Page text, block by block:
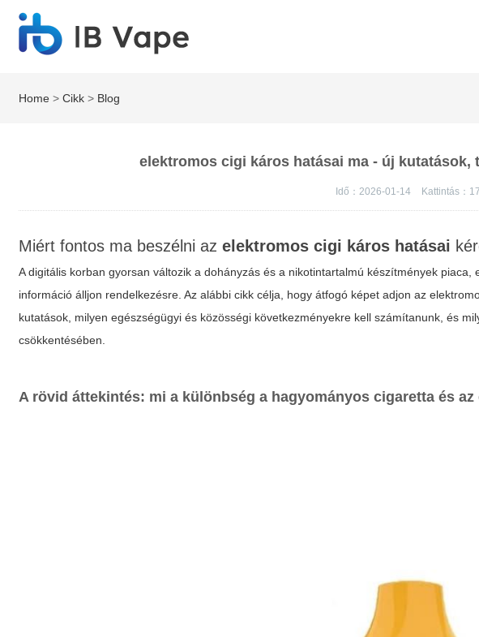
Home >Cikk > Blog
elektromos cigi káros hatásai ma - új kutatások,
Idő：2026-01-14 Kattintás：
Miért fontos ma beszélni azelektromos cigi káros hatásai
A digitális korban gyorsan változik a dohányzás és a nikotintartalmú készítmények
információ álljon rendelkezésre. Az alábbi cikk célja, hogy átfogó képet adjon az
kutatások, milyen egészségügyi és közösségi következményekre kell számítanunk, és
csökkentésében.
A rövid áttekintés: mi a különbség a hagyományos cigaretta és